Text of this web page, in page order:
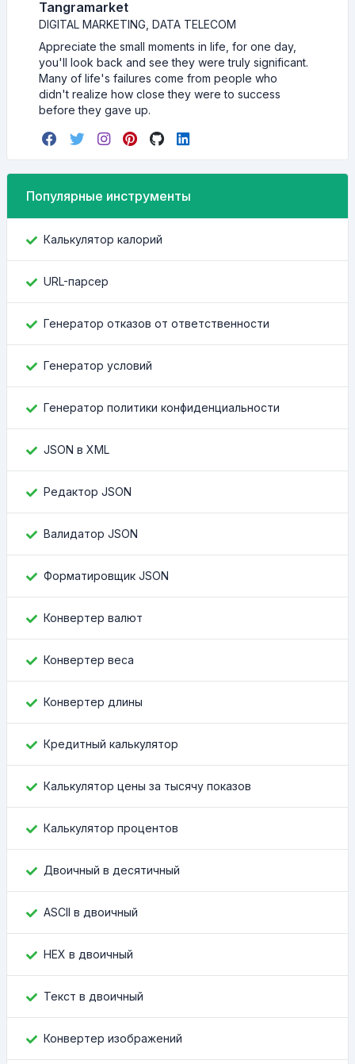
Tangramarket
DIGITAL MARKETING, DATA TELECOM
Appreciate the small moments in life, for one day,
you'll look back and see they were truly significant.
Many of life's failures come from people who
didn't realize how close they were to success
before they gave up.
Популярные инструменты
Калькулятор калорий
URL-парсер
Генератор отказов от ответственности
Генератор условий
Генератор политики конфиденциальности
JSON в XML
Редактор JSON
Валидатор JSON
Форматировщик JSON
Конвертер валют
Конвертер веса
Конвертер длины
Кредитный калькулятор
Калькулятор цены за тысячу показов
Калькулятор процентов
Двоичный в десятичный
ASCII в двоичный
HEX в двоичный
Текст в двоичный
Конвертер изображений